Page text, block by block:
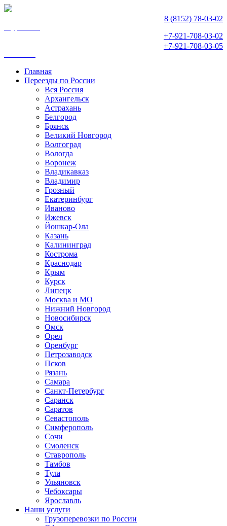
8 (8152) 78-03-02
+7-921-708-03-02
+7-921-708-03-05
Главная
Переезды по России
Вся Россия
Архангельск
Астрахань
Белгород
Брянск
Великий Новгород
Волгоград
Вологда
Воронеж
Владикавказ
Владимир
Грозный
Екатеринбург
Иваново
Ижевск
Йошкар-Ола
Казань
Калининград
Кострома
Краснодар
Крым
Курск
Липецк
Москва и МО
Нижний Новгород
Новосибирск
Омск
Орел
Оренбург
Петрозаводск
Псков
Рязань
Самара
Санкт-Петербург
Саранск
Саратов
Севастополь
Симферополь
Сочи
Смоленск
Ставрополь
‌Тамбов‌
Тула
Ульяновск
Чебоксары
Ярославль
Наши услуги
Грузоперевозки по России